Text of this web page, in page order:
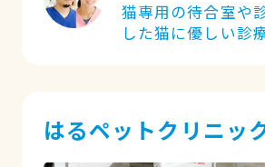
猫専用の待合室や
した猫に優しい診
はるペットクリニッ